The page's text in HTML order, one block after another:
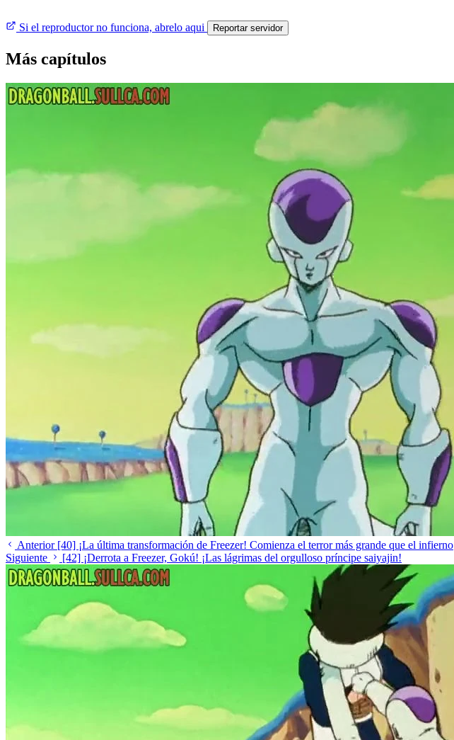
Si el reproductor no funciona, abrelo aqui Reportar servidor
Más capítulos
Anterior [40] ¡La última transformación de Freezer! Comienza el terror más grande que el infierno
Siguiente
[42] ¡Derrota a Freezer, Gokú! ¡Las lágrimas del orgulloso príncipe saiyajin!